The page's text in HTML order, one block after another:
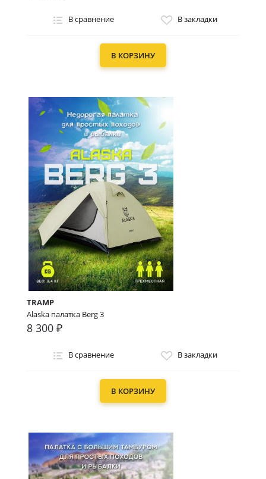
В сравнение В закладки
В КОРЗИНУ
TRAMP
Alaska палатка Berg 3
8 300 ₽
В сравнение В закладки
В КОРЗИНУ